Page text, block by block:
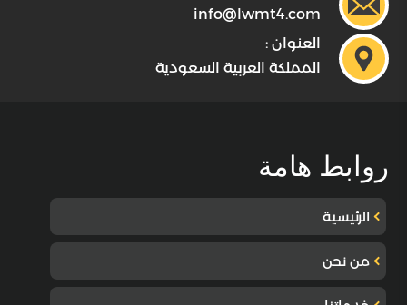
info@lwmt4.com
العنوان :
المملكة العربية السعودية
روابط هامة
الرئيسية
من نحن